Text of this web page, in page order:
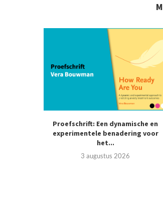
Proefschrift: Een dynamische en
experimentele benadering voor
het...
3 augustus 2026